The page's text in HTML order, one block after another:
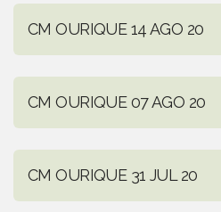
CM OURIQUE 14 AGO 20
CM OURIQUE 07 AGO 20
CM OURIQUE 31 JUL 20